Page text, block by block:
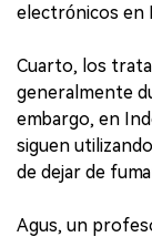
electrónicos en
Cuarto, los
generalmente
embargo, en
siguen
de dejar de
Agus, un